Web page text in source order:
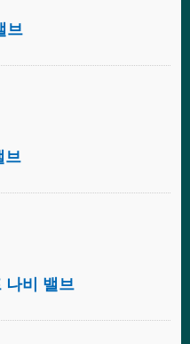
브
브
나비 밸브